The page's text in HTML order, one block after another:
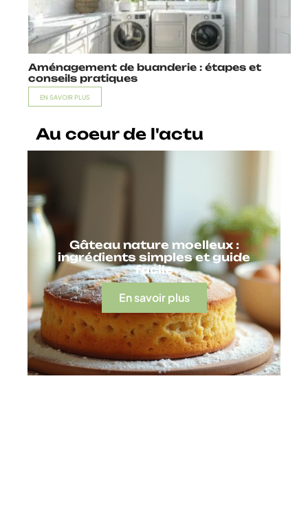
Aménagement de buanderie : étapes et
conseils pratiques
EN SAVOIR PLUS
Au coeur de l'actu
Gâteau nature moelleux :
ingrédients simples et guide
facile
En savoir plus